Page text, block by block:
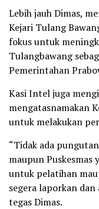
Lebih jauh Dimas,
Kejari Tulang
fokus untuk
Tulangbawang
Pemerintahan
Kasi Intel juga
mengatasnamakan
untuk melakukan
“Tidak ada
maupun Puskesmas
untuk pelatihan
segera laporkan
tegas Dimas.